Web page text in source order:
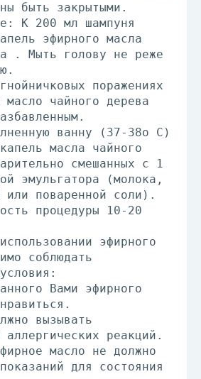
быть закрытыми.
К 200 мл шампуня
эфирного масла
. Мыть голову не реже
поражениях
чайного дерева
ванну (37-38о С)
масла чайного
смешанных с 1
эмульгатора (молока,
или поваренной соли).
процедуры 10-20
эфирного
соблюдать
Вами эфирного
вызывать
аллергических реакций.
масло не должно
для состояния